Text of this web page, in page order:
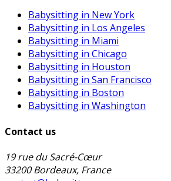
Babysitting in New York
Babysitting in Los Angeles
Babysitting in Miami
Babysitting in Chicago
Babysitting in Houston
Babysitting in San Francisco
Babysitting in Boston
Babysitting in Washington
Contact us
19 rue du Sacré-Cœur
33200 Bordeaux, France